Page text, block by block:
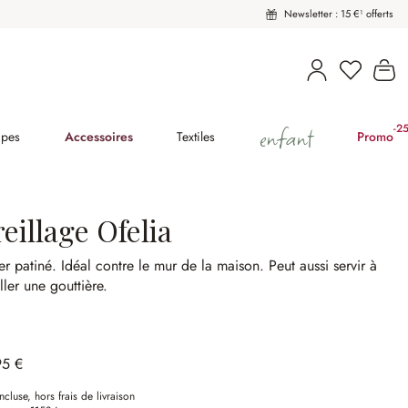
Newsletter : 15 €¹ offerts
Vous
Accessoires Textiles enfant Promo-
Ofelia
patiné. Idéal contre le mur de la maison. Peut aussi servir à
une gouttière.
€
hors frais de livraison